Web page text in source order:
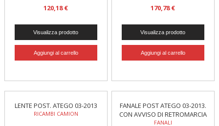
120,18 € 170,78 €
LENTE POST. ATEGO 03-2013
RICAMBI CAMION
FANALE POST ATEGO 03-2013.
CON AVVISO DI RETROMARCIA
FANALI